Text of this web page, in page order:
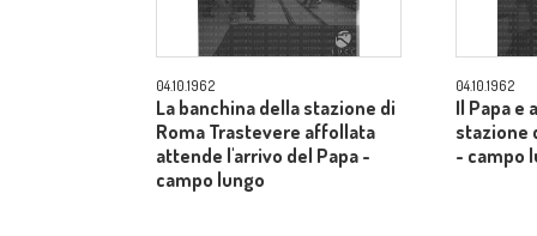
04.10.1962
La banchina della stazione di
Roma Trastevere affollata
attende l'arrivo del Papa -
campo lungo
04.10.1962
Il Papa e
stazione
- campo